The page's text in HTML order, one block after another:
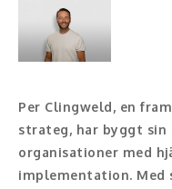
Keynote
Moderator, konferencier
Konferencier
Workshopledare,
Per Clingweld, en
strateg, har byggt
organisationer med
implementation. Med